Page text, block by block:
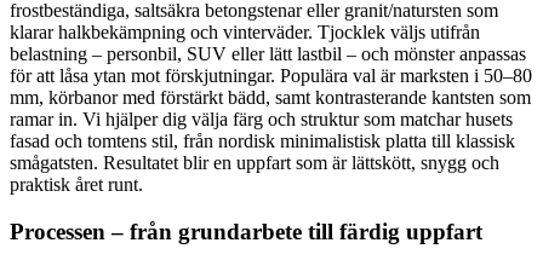
frostbeständiga, saltsäkra betongstenar eller granit/natursten som
klarar halkbekämpning och vinterväder. Tjocklek väljs utifrån
belastning – personbil, SUV eller lätt lastbil – och mönster anpassas
för att låsa ytan mot förskjutningar. Populära val är marksten i 50–80
mm, körbanor med förstärkt bädd, samt kontrasterande kantsten som
ramar in. Vi hjälper dig välja färg och struktur som matchar husets
fasad och tomtens stil, från nordisk minimalistisk platta till klassisk
smågatsten. Resultatet blir en uppfart som är lättskött, snygg och
praktisk året runt.
Processen – från grundarbete till färdig uppfart